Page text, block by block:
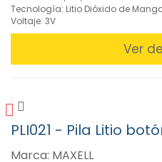
Tecnología: Litio Dióxido de
Voltaje: 3V
Ver
PLI021 - Pila Litio
Marca: MAXELL